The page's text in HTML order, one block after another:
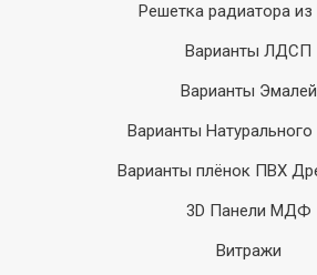
Решетка радиатора
Варианты ЛДСП
Варианты Эмалей
Варианты
Варианты плёнок ПВХ
3D Панели МДФ
Витражи